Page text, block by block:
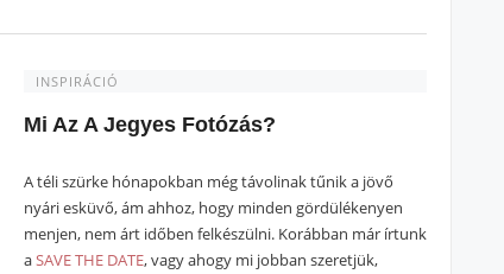
INSPIRÁCIÓ
Mi Az A Jegyes Fotózás?
A téli szürke hónapokban még távolinak tűnik a jövő
nyári esküvő, ám ahhoz, hogy minden gördülékenyen
menjen, nem árt időben felkészülni. Korábban már írtunk
aSAVE THE DATE, vagy ahogy mi jobban szeretjük,